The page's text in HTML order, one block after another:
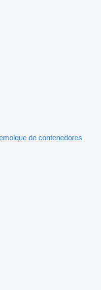
de contenedores